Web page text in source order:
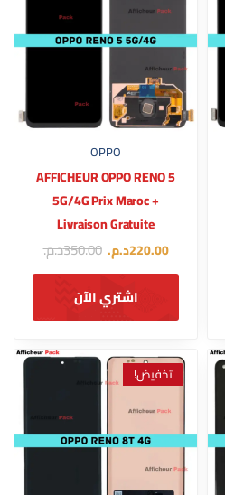
OPPO
AFFICHEUR OPPO RENO 5
5G/4G Prix Maroc +
Livraison Gratuite
220.00د.م. 350.00د.م.
اشتري الآن
تخفيض!